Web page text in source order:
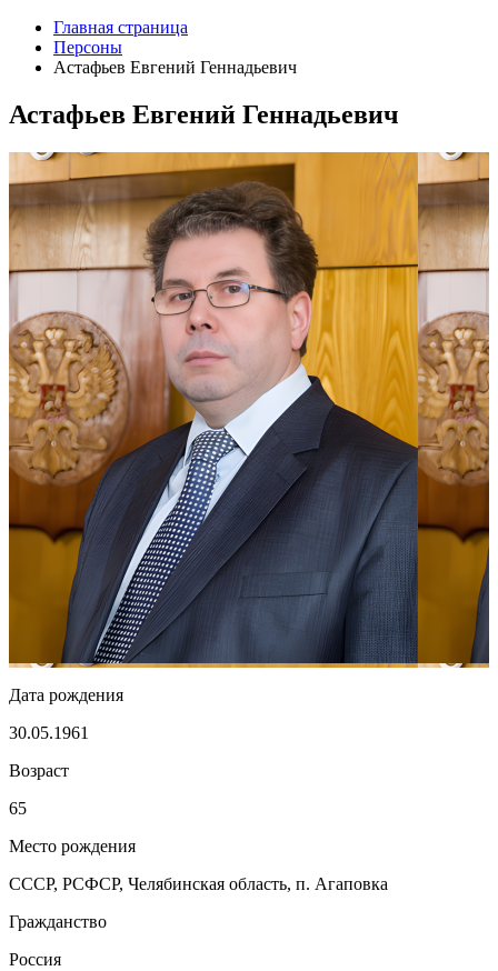
Главная страница
Персоны
Астафьев Евгений Геннадьевич
Астафьев Евгений Геннадьевич
Дата рождения
30.05.1961
Возраст
65
Место рождения
СССР, РСФСР, Челябинская область, п. Агаповка
Гражданство
Россия